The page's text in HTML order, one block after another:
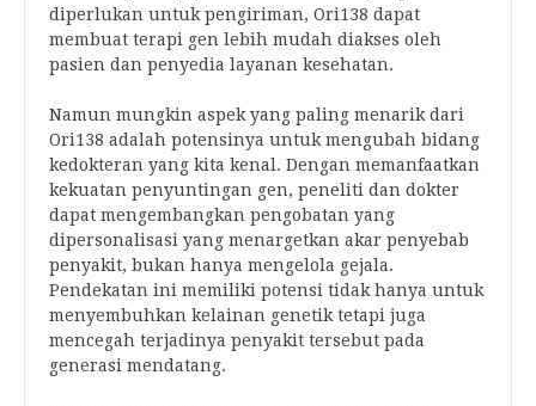
diperlukan untuk pengiriman, Ori138 dapat
membuat terapi gen lebih mudah diakses oleh
pasien dan penyedia layanan kesehatan.
Namun mungkin aspek yang paling menarik dari
Ori138 adalah potensinya untuk mengubah bidang
kedokteran yang kita kenal. Dengan memanfaatkan
kekuatan penyuntingan gen, peneliti dan dokter
dapat mengembangkan pengobatan yang
dipersonalisasi yang menargetkan akar penyebab
penyakit, bukan hanya mengelola gejala.
Pendekatan ini memiliki potensi tidak hanya untuk
menyembuhkan kelainan genetik tetapi juga
mencegah terjadinya penyakit tersebut pada
generasi mendatang.